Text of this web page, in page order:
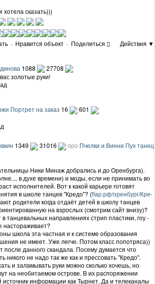
хотела сказать)))
· Нравится объект · Поделиться
Действия ▼
1088
27708
золотые руки!
Портрет на заказ 16
601
1349 31016 про Пчелки и Винни Пух танец
Ники Минаж добрались и до Оренбурга).
в духе времени) и моды, если не принимать во
исполнителей. Вот к какой карьере готовят
в школе танцев "Кредо"? (flap.рф/оренбург/Кре­
родители когда отдаёт детей в школу танцев
на взрослых (смотрим сайт внизу)?
танцевальных направлениях стрип пластики, гоу -
настораживает?
школа эта частная и к системе образования
не имеет. Уже легче. Потом класс попотряса))
после данного скандала. Посему думается что
никого не надо так же как и прессовать "Кредо".
и заламывать руки можно сколько хочешь, но
на необитаемом острове. В их распоряжении
информации как Тырнет. Да и телеканалы